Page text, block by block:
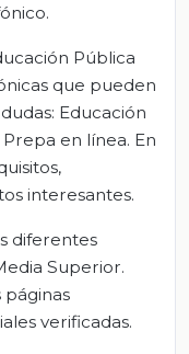
Pública
que pueden
Educación
en línea. En
interesantes.
diferentes
Superior.
páginas
verificadas.